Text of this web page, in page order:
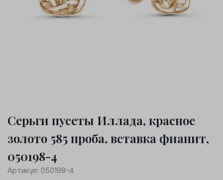
Серьги пусеты Иллада, красное
золото 585 проба, вставка фианит,
050198-4
Артикул: 050198-4